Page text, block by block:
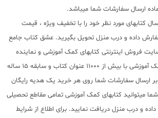
ارسال سفارشات شما میباشد.
کتابهای مورد نظر خود را با تخفیف ویژه ، قیمت
داده و درب منزل تحویل بگیرید. عشق کتاب جامع
فروش اینترنتی کتابهای کمک آموزشی و نماینده
مستقیم ناشران معتبر کمک آموزشی با بیش از 11000 عنوان کتاب و سابقه 15 ساله
بر ارسال سفارشات شما روی هر خرید یک هدیه رایگان
میتوانید کتابهای کمک آموزشی تمامی مقاطع تحصیلی
و درب منزل دریافت نمایید. برای اطلاع از شرایط